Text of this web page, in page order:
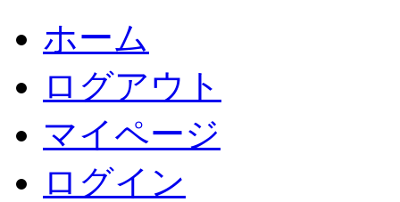
ホーム
ログアウト
マイページ
ログイン